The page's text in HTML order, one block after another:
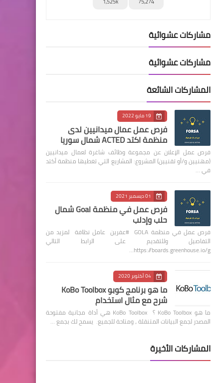
مشاركات عشوائية
مشاركات عشوائية
المشاركات الشائعة
19 مايو 2022
فرص عمل عمال ميدانيين لدى
منظمة اكتد ACTED شمال سوريا
فرص عمل الإعلان عن مجموعة وظائف شاغرة لعمال ميدانيين
(مهنيين و/أو تقنيين) المشروع: المشاريع التي تغطيها منظمة أكتد
في …
01 ديسمبر 2021
فرص عمل في منظمة Goal شمال
حلب وإدلب
فرص عمل في منظمة GOLA #عفرين عامل نظافة لمزيد من
التفاصيل وللتقديم على الرابط التالي
https://boards.greenhouse.io/g…
04 أكتوبر 2020
ما هو برنامج كوبو KoBo Toolbox
شرح مع مثال استخدام
ما هو KoBo Toolbox ؟ KoBo Toolbox هي أداة مجانية مفتوحة
المصدر لجمع البيانات المتنقلة ، ومتاحة للجميع. يسمح لك بجمع …
المشاركات الأخيرة